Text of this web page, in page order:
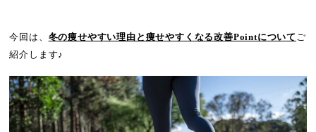
今回は、 冬の痩せやすい理由と痩せやすくなる改善Pointについて ご
紹介します♪